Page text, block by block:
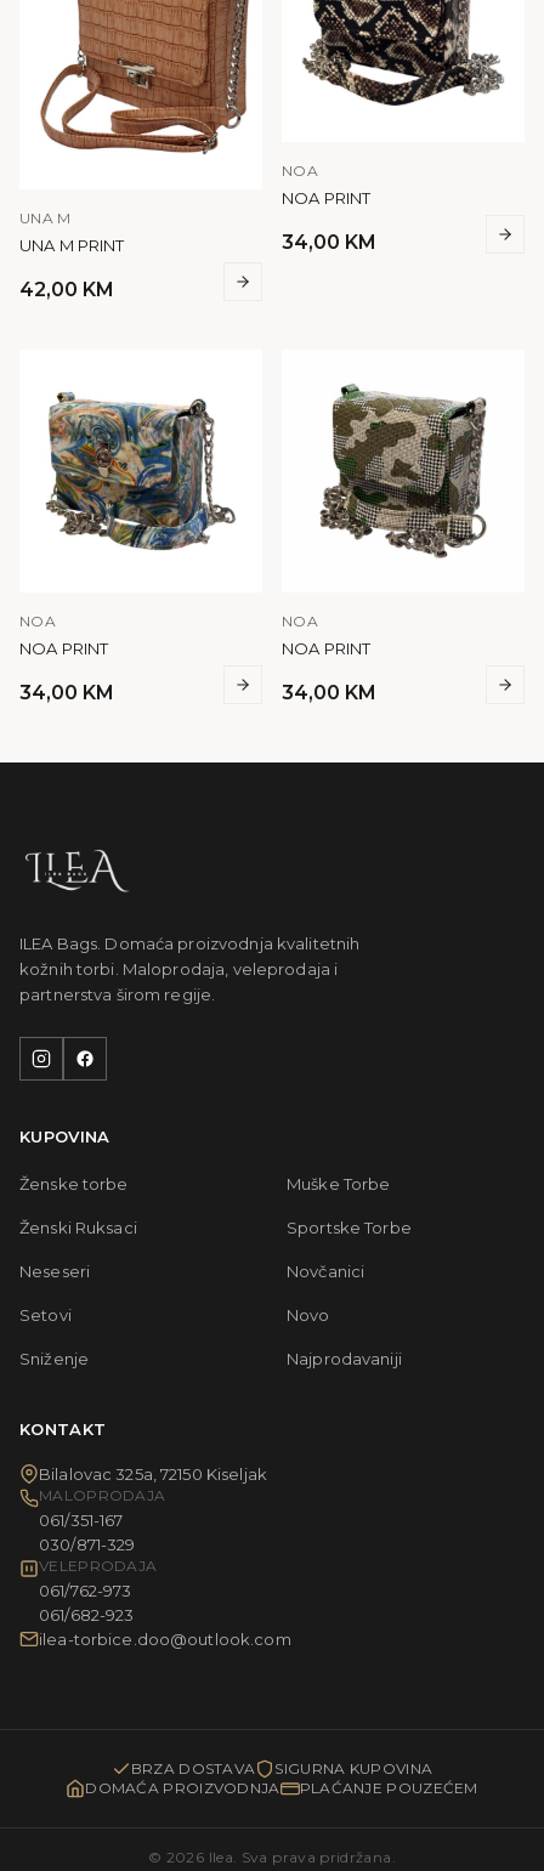
UNA M
UNA M PRINT
42,00 KM
NOA
NOA PRINT
34,00 KM
NOA
NOA PRINT
34,00 KM
NOA
NOA PRINT
34,00 KM
ILEA Bags. Domaća proizvodnja kvalitetnih
kožnih torbi. Maloprodaja, veleprodaja i
partnerstva širom regije.
KUPOVINA
Ženske torbe Muške Torbe
Ženski Ruksaci Sportske Torbe
Neseseri Novčanici
Setovi Novo
Sniženje Najprodavaniji
KONTAKT
Bilalovac 325a, 72150 Kiseljak
MALOPRODAJA
061/351-167
030/871-329
VELEPRODAJA
061/762-973
061/682-923
ilea-torbice.doo@outlook.com
BRZA DOSTAVA
SIGURNA KUPOVINA
DOMAĆA PROIZVODNJA
PLAĆANJE POUZEĆEM
© 2026 Ilea. Sva prava pridržana.